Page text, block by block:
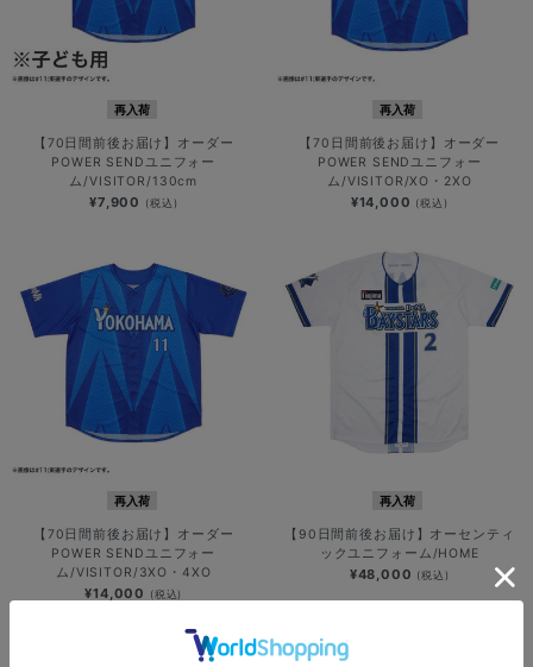
再入荷
【70日間前後お届け】オーダー
POWER SENDユニフォー
ム/VISITOR/130cm
¥7,900 (税込)
再入荷
【70日間前後お届け】オーダー
POWER SENDユニフォー
ム/VISITOR/XO・2XO
¥14,000 (税込)
再入荷
【70日間前後お届け】オーダー
POWER SENDユニフォー
ム/VISITOR/3XO・4XO
¥14,000 (税込)
再入荷
【90日間前後お届け】オーセンティ
ックユニフォーム/HOME
¥48,000 (税込)